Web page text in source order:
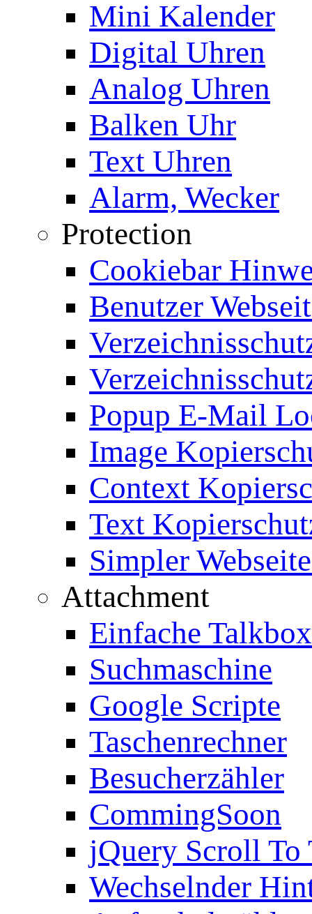
Mini Kalender
Digital Uhren
Analog Uhren
Balken Uhr
Text Uhren
Alarm, Wecker
Protection
Cookiebar
Benutzer
Popup E-Mail
Image
Context
Text
Simpler
Attachment
Einfache Talkbox
Suchmaschine
Google Scripte
Taschenrechner
Besucherzähler
CommingSoon
jQuery Scroll To
Wechselnder